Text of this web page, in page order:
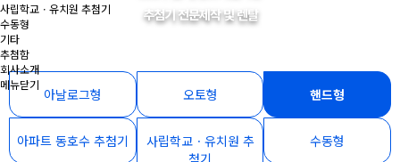
사립학교ㆍ유치원 추첨기
수동형
기타
추첨함
회사소개
메뉴닫기
추첨기 전문제작 및 렌탈
아날로그형 오토형 핸드형
아파트 동호수 추첨기
사립학교ㆍ유치원 추
첨기
수동형